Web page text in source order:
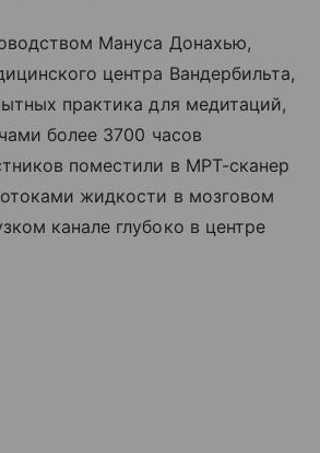
Мануса Донахью,
центра Вандербильта,
практика для медитаций,
более 3700 часов
поместили в МРТ-сканер
жидкости в мозговом
канале глубоко в центре